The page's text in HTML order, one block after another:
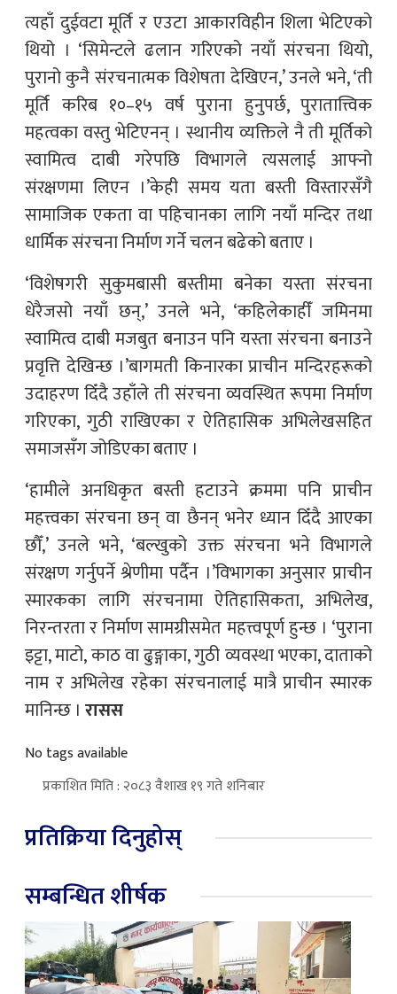
त्यहाँ दुईवटा मूर्ति र एउटा आकारविहीन शिला भेटिएको
थियो । ‘सिमेन्टले ढलान गरिएको नयाँ संरचना थियो,
पुरानो कुनै संरचनात्मक विशेषता देखिएन,’ उनले भने, ‘ती
मूर्ति करिब १०–१५ वर्ष पुराना हुनुपर्छ, पुरातात्त्विक
महत्वका वस्तु भेटिएनन् । स्थानीय व्यक्तिले नै ती मूर्तिको
स्वामित्व दाबी गरेपछि विभागले त्यसलाई आफ्नो
संरक्षणमा लिएन ।’केही समय यता बस्ती विस्तारसँगै
सामाजिक एकता वा पहिचानका लागि नयाँ मन्दिर तथा
धार्मिक संरचना निर्माण गर्ने चलन बढेको बताए ।
‘विशेषगरी सुकुमबासी बस्तीमा बनेका यस्ता संरचना
धेरैजसो नयाँ छन्,’ उनले भने, ‘कहिलेकाहीँ जमिनमा
स्वामित्व दाबी मजबुत बनाउन पनि यस्ता संरचना बनाउने
प्रवृत्ति देखिन्छ ।’बागमती किनारका प्राचीन मन्दिरहरूको
उदाहरण दिँदै उहाँले ती संरचना व्यवस्थित रूपमा निर्माण
गरिएका, गुठी राखिएका र ऐतिहासिक अभिलेखसहित
समाजसँग जोडिएका बताए ।
‘हामीले अनधिकृत बस्ती हटाउने क्रममा पनि प्राचीन
महत्त्वका संरचना छन् वा छैनन् भनेर ध्यान दिँदै आएका
छौँ,’ उनले भने, ‘बल्खुको उक्त संरचना भने विभागले
संरक्षण गर्नुपर्ने श्रेणीमा पर्दैन ।’विभागका अनुसार प्राचीन
स्मारकका लागि संरचनामा ऐतिहासिकता, अभिलेख,
निरन्तरता र निर्माण सामग्रीसमेत महत्त्वपूर्ण हुन्छ । ‘पुराना
इट्टा, माटो, काठ वा ढुङ्गाका, गुठी व्यवस्था भएका, दाताको
नाम र अभिलेख रहेका संरचनालाई मात्रै प्राचीन स्मारक
मानिन्छ । रासस
No tags available
प्रकाशित मिति : २०८३ वैशाख १९ गते शनिबार
प्रतिक्रिया दिनुहोस्
सम्बन्धित शीर्षक